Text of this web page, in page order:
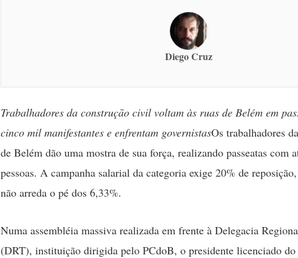
Diego Cruz
Trabalhadores da construção civil voltam às ruas de Belém em
cinco mil manifestantes e enfrentam governistasOs trabalhadores
de Belém dão uma mostra de sua força, realizando passeatas com
pessoas. A campanha salarial da categoria exige 20% de
não arreda o pé dos 6,33%.
Numa assembléia massiva realizada em frente à Delegacia
(DRT), instituição dirigida pelo PCdoB, o presidente licenciado